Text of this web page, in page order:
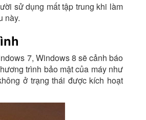
sử dụng mất tập trung khi làm
này.
7, Windows 8 sẽ cảnh báo
trình bảo mật của máy như
ở trạng thái được kích hoạt